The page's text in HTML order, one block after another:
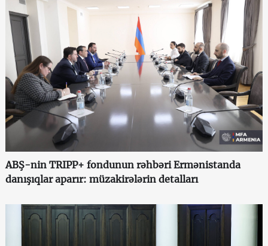
ABŞ-nin TRIPP+ fondunun rəhbəri Ermənistanda
danışıqlar aparır: müzakirələrin detalları